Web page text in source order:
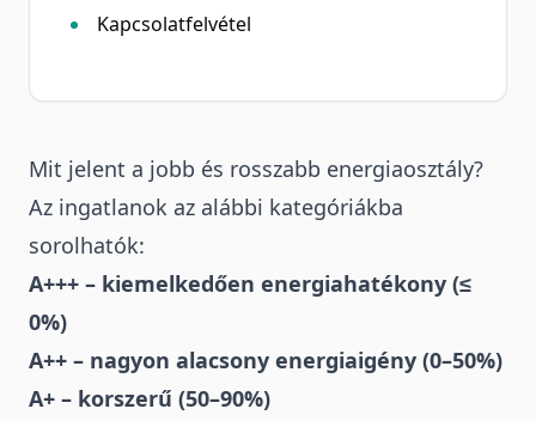
Kapcsolatfelvétel
Mit jelent a jobb és rosszabb energiaosztály?
Az ingatlanok az alábbi kategóriákba
sorolhatók:
A+++ – kiemelkedően energiahatékony (≤
0%)
A++ – nagyon alacsony energiaigény (0–50%)
A+ – korszerű (50–90%)